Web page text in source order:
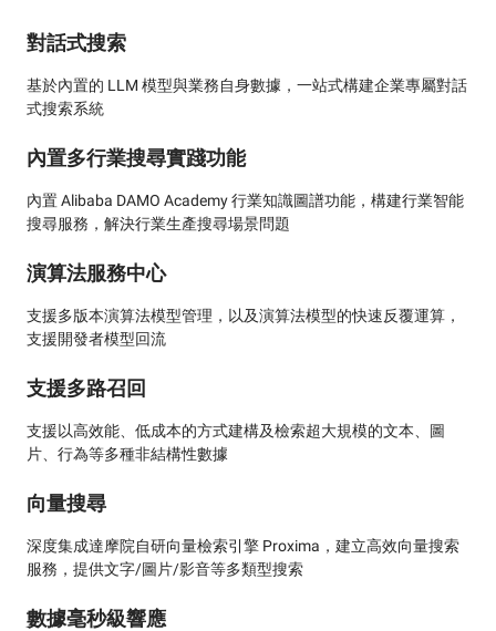
對話式搜索
基於內置的 LLM 模型與業務自身數據，一站式構建企業專屬對話
式搜索系統
內置多行業搜尋實踐功能
內置 Alibaba DAMO Academy 行業知識圖譜功能，構建行業智能
搜尋服務，解決行業生產搜尋場景問題
演算法服務中心
支援多版本演算法模型管理，以及演算法模型的快速反覆運算，
支援開發者模型回流
支援多路召回
支援以高效能、低成本的方式建構及檢索超大規模的文本、圖
片、行為等多種非結構性數據
向量搜尋
深度集成達摩院自研向量檢索引擎 Proxima，建立高效向量搜索
服務，提供文字/圖片/影音等多類型搜索
數據毫秒級響應